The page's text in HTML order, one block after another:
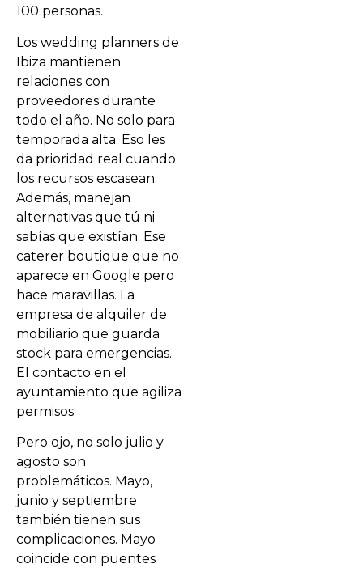
100 personas.
Los wedding planners de
Ibiza mantienen
relaciones con
proveedores durante
todo el año. No solo para
temporada alta. Eso les
da prioridad real cuando
los recursos escasean.
Además, manejan
alternativas que tú ni
sabías que existían. Ese
caterer boutique que no
aparece en Google pero
hace maravillas. La
empresa de alquiler de
mobiliario que guarda
stock para emergencias.
El contacto en el
ayuntamiento que agiliza
permisos.
Pero ojo, no solo julio y
agosto son
problemáticos. Mayo,
junio y septiembre
también tienen sus
complicaciones. Mayo
coincide con puentes